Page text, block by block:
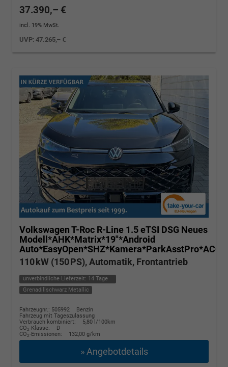
37.390,– €
incl. 19% MwSt.
UVP:47.265,– €
Volkswagen T-Roc R-Line 1.5 eTSI DSG Neues
Modell*AHK*Matrix*19"*Android
110 kW (150 PS), Automatik, Frontantrieb
unverbindliche Lieferzeit: 14 Tage
Grenadillschwarz Metallic
Fahrzeugnr.: 505992
Benzin
Fahrzeug mit Tageszulassung
Verbrauch kombiniert:
5,80 l/100km
CO2-Klasse:
D
CO2-Emissionen: 132,00 g/km
» Angebotdetails